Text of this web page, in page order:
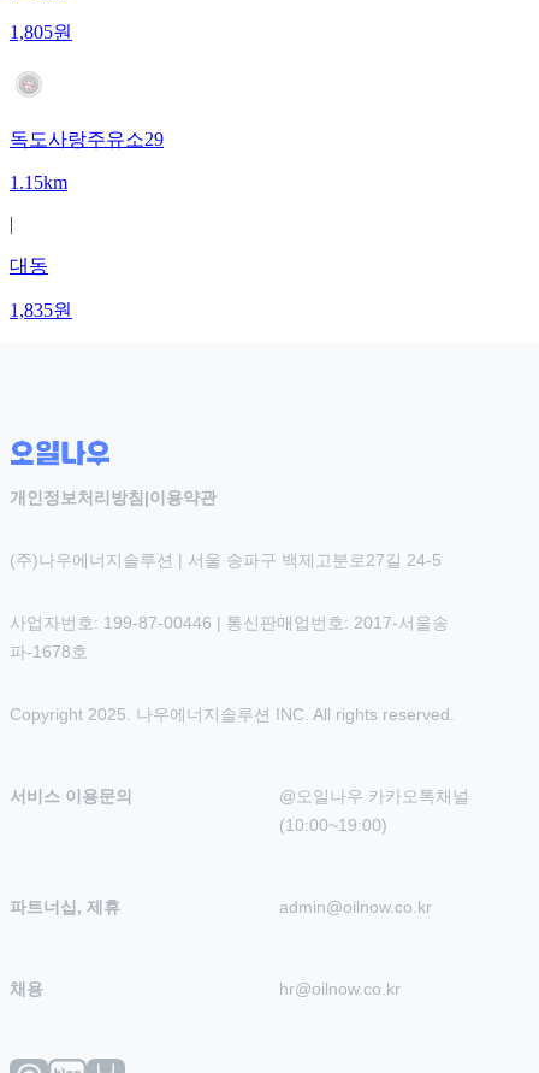
1,805원
독도사랑주유소29
1.15km
|
대동
1,835원
개인정보처리방침 |이용약관
(주)나우에너지솔루션 | 서울 송파구 백제고분로27길 24-5
사업자번호: 199-87-00446 | 통신판매업번호: 2017-서울송
파-1678호
Copyright 2025. 나우에너지솔루션 INC. All rights reserved.
서비스 이용문의
@오일나우 카카오톡채널
(10:00~19:00)
파트너십, 제휴 admin@oilnow.co.kr
채용 hr@oilnow.co.kr